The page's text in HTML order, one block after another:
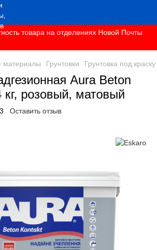
товара на отделениях Новой Почты
материалы Грунтовки Грунтовка под краску
Aura Beton
кг, розовый, матовый
Оставить отзыв